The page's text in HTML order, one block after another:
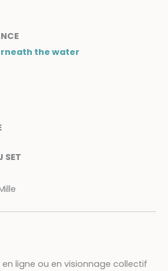
the water
SET
en ligne ou en visionnage collectif